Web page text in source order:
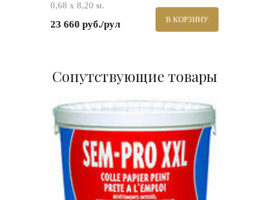
0,68 х 8,20 м.
23 660 руб./рул В КОРЗИНУ
Сопутствующие товары